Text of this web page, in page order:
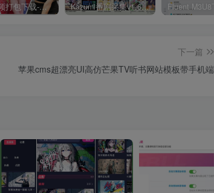
车模视频打包下载-高清无水印版 Kazumi番剧采集v1.6.9：支持自定义规则+在线观看+弹幕，跨平台下载
下一篇
苹果cms超漂亮UI高仿芒果TV听书网站模板带手机端